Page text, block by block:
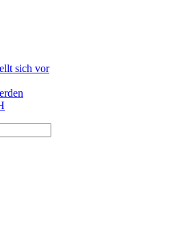
sich vor